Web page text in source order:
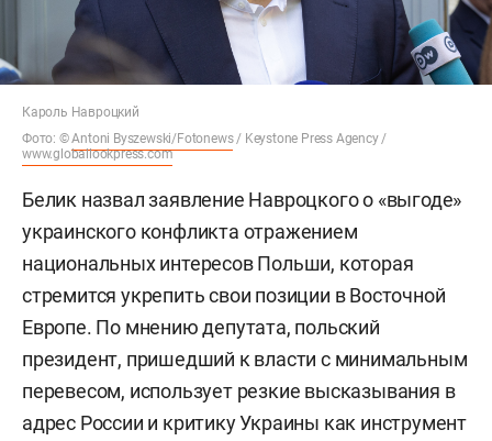
Кароль Навроцкий
Фото: ©Antoni Byszewski/Fotonews/ Keystone Press Agency /
www.globallookpress.com
Белик назвал заявление Навроцкого о «выгоде»
украинского конфликта отражением
национальных интересов Польши, которая
стремится укрепить свои позиции в Восточной
Европе. По мнению депутата, польский
президент, пришедший к власти с минимальным
перевесом, использует резкие высказывания в
адрес России и критику Украины как инструмент